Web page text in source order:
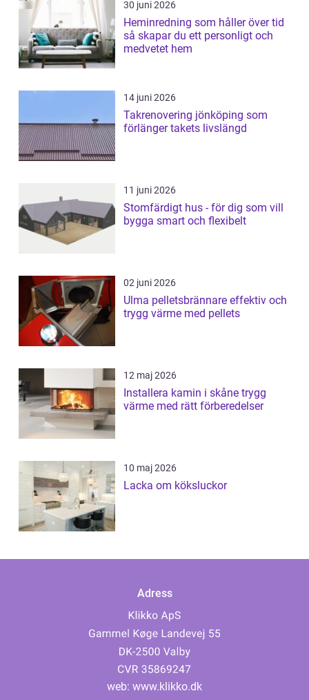
30 juni 2026
Heminredning som håller över tid
så skapar du ett personligt och
medvetet hem
14 juni 2026
Takrenovering jönköping som
förlänger takets livslängd
11 juni 2026
Stomfärdigt hus - för dig som vill
bygga smart och flexibelt
02 juni 2026
Ulma pelletsbrännare effektiv och
trygg värme med pellets
12 maj 2026
Installera kamin i skåne trygg
värme med rätt förberedelser
10 maj 2026
Lacka om köksluckor
Adress
web: www.klikko.dk